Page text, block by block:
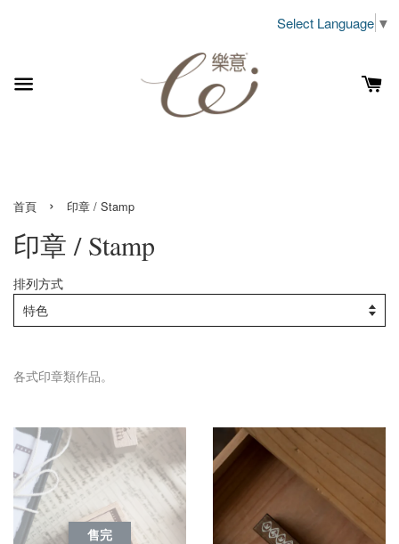
Select Language ▼
首頁 › 印章 / Stamp
印章 / Stamp
排列方式
各式印章類作品。
售完